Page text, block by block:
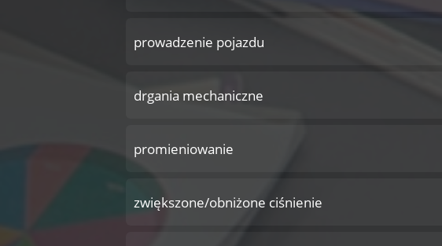
prowadzenie pojazdu
drgania mechaniczne
promieniowanie
zwiększone/obniżone ciśnienie